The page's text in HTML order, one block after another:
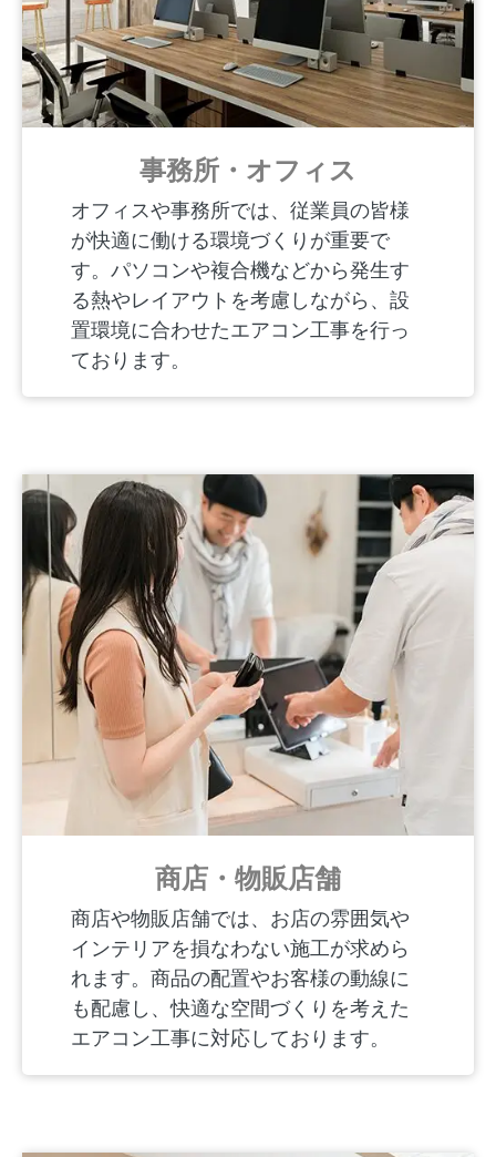
事務所・オフィス
オフィスや事務所では、従業員の皆様
が快適に働ける環境づくりが重要で
す。パソコンや複合機などから発生す
る熱やレイアウトを考慮しながら、設
置環境に合わせたエアコン工事を行っ
ております。
商店・物販店舗
商店や物販店舗では、お店の雰囲気や
インテリアを損なわない施工が求めら
れます。商品の配置やお客様の動線に
も配慮し、快適な空間づくりを考えた
エアコン工事に対応しております。